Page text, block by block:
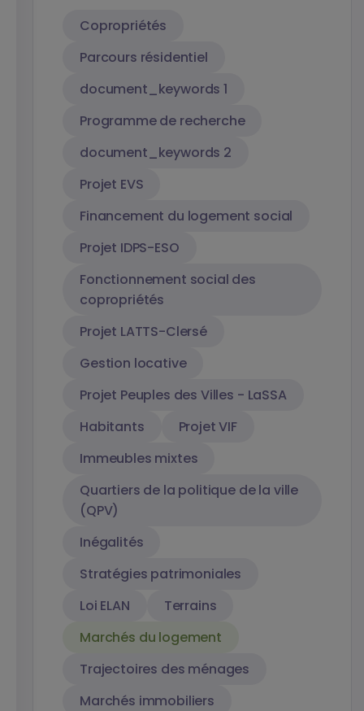
Copropriétés
Parcours résidentiel
document_keywords 1
Programme de recherche
document_keywords 2
Projet EVS
Financement du logement social
Projet IDPS-ESO
Fonctionnement social des
copropriétés
Projet LATTS-Clersé
Gestion locative
Projet Peuples des Villes - LaSSA
Habitants
Projet VIF
Immeubles mixtes
Quartiers de la politique de la ville
(QPV)
Inégalités
Stratégies patrimoniales
Loi ELAN
Terrains
Marchés du logement
Trajectoires des ménages
Marchés immobiliers